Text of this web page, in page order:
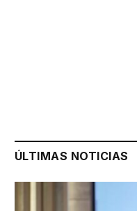
ÚLTIMAS NOTICIAS